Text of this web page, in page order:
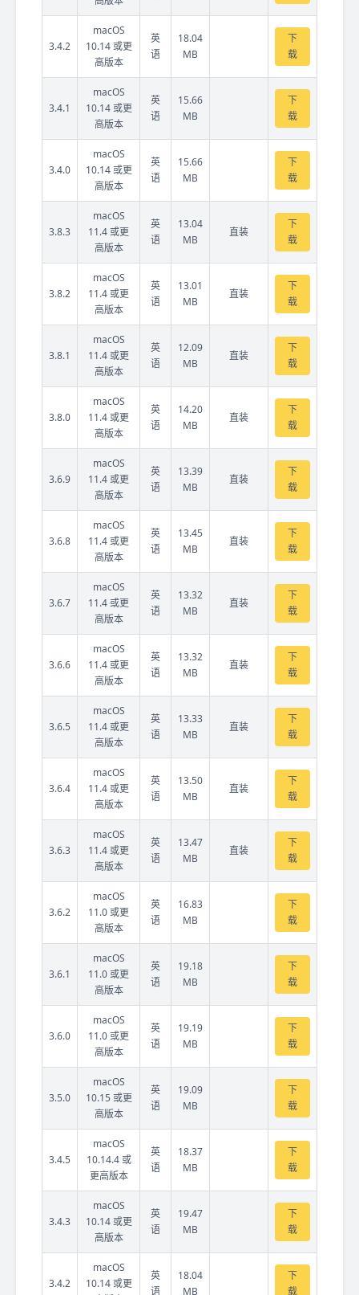
3.4.2
macOS
10.14 或更
高版本
英
语
18.04
MB
下
载
3.4.1
macOS
10.14 或更
高版本
英
语
15.66
MB
下
载
3.4.0
macOS
10.14 或更
高版本
英
语
15.66
MB
下
载
3.8.3
macOS
11.4 或更
高版本
英
语
13.04
MB
直装
下
载
3.8.2
macOS
11.4 或更
高版本
英
语
13.01
MB
直装
下
载
3.8.1
macOS
11.4 或更
高版本
英
语
12.09
MB
直装
下
载
3.8.0
macOS
11.4 或更
高版本
英
语
14.20
MB
直装
下
载
3.6.9
macOS
11.4 或更
高版本
英
语
13.39
MB
直装
下
载
3.6.8
macOS
11.4 或更
高版本
英
语
13.45
MB
直装
下
载
3.6.7
macOS
11.4 或更
高版本
英
语
13.32
MB
直装
下
载
3.6.6
macOS
11.4 或更
高版本
英
语
13.32
MB
直装
下
载
3.6.5
macOS
11.4 或更
高版本
英
语
13.33
MB
直装
下
载
3.6.4
macOS
11.4 或更
高版本
英
语
13.50
MB
直装
下
载
3.6.3
macOS
11.4 或更
高版本
英
语
13.47
MB
直装
下
载
3.6.2
macOS
11.0 或更
高版本
英
语
16.83
MB
下
载
3.6.1
macOS
11.0 或更
高版本
英
语
19.18
MB
下
载
3.6.0
macOS
11.0 或更
高版本
英
语
19.19
MB
下
载
3.5.0
macOS
10.15 或更
高版本
英
语
19.09
MB
下
载
3.4.5
macOS
10.14.4 或
更高版本
英
语
18.37
MB
下
载
3.4.3
macOS
10.14 或更
高版本
英
语
19.47
MB
下
载
3.4.2
macOS
10.14 或更
英
语
18.04
MB
下
载